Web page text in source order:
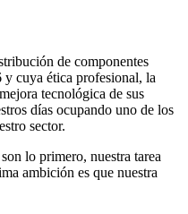
de componentes
y cuya ética profesional, la
tecnológica de sus
días ocupando uno de los
sector.
lo primero, nuestra tarea
ambición es que nuestra